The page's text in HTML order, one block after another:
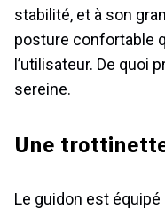
stabilité, et à son
posture confortable
l’utilisateur. De quoi
sereine.
Une
Le guidon est